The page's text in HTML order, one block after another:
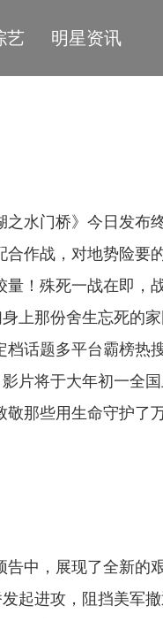
艺 明星资讯
之水门桥》今日发布
合作战，对地势险要
量！殊死一战在即，
上那份舍生忘死的
话题多平台霸榜热搜
片将于大年初一全
敬那些用生命守护了
告中，展现了全新的
起进攻，阻挡美军撤